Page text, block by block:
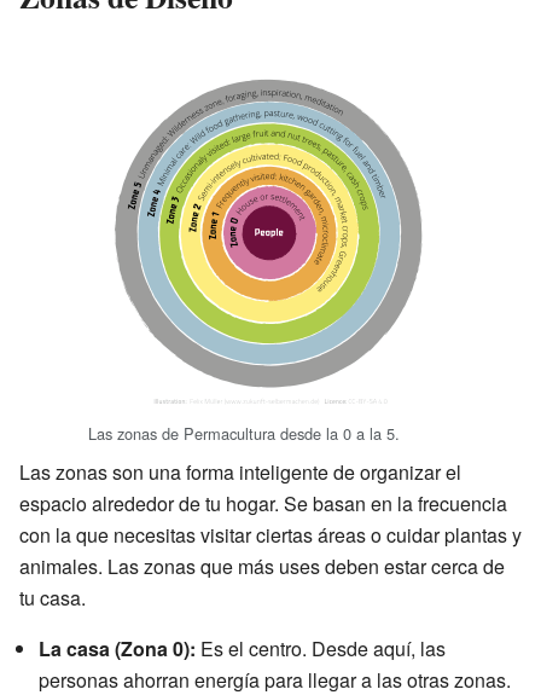
Las zonas de Permacultura desde la 0 a la 5.
Las zonas son una forma inteligente de organizar el
espacio alrededor de tu hogar. Se basan en la frecuencia
con la que necesitas visitar ciertas áreas o cuidar plantas y
animales. Las zonas que más uses deben estar cerca de
tu casa.
La casa (Zona 0): Es el centro. Desde aquí, las
personas ahorran energía para llegar a las otras zonas.